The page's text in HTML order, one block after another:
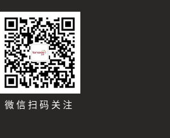
微信扫码关注